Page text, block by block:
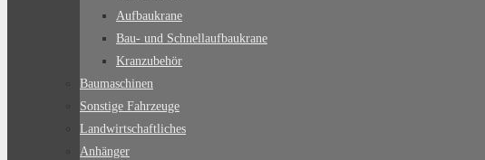
Aufbaukrane
Bau- und Schnellaufbaukrane
Kranzubehör
Baumaschinen
Sonstige Fahrzeuge
Landwirtschaftliches
Anhänger